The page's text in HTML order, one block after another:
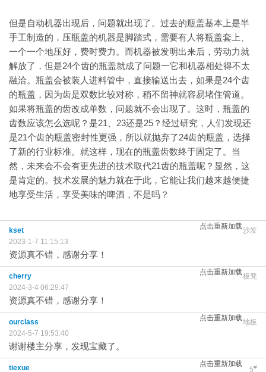
但是自动机器出现后，问题就出现了。过去的瓶盖基本上是半
手工制造的，压瓶盖的机器是脚踏式，需要有人将瓶盖套上、
一个一个地压好，费时费力。而机器被发明出来后，劳动力就
解放了，但是24个齿的瓶盖就成了问题一它和机器相处得不太
融洽。瓶盖会被装人进料管中，直接输送出去，如果是24个齿
的瓶盖，因为齿是双数比较对称，稍不留神就容易堵住管道。
如果将瓶盖的齿改成单数，问题就不会出现了。这时，瓶盖的
齿数应该怎么选呢？是21、23还是25？经过研究，人们发现还
是21个齿的瓶盖密封性更强，所以就抛弃了24齿的瓶盖，选择
了新的行业标准。就这样，现在的瓶盖齿数终于固定了。当
然，未来会不会有更先进的技术取代21齿的瓶盖呢？显然，这
是肯定的。技术发展的魅力就在于此，它能让我们越来越便捷
地享受生活，享受美味的啤酒，不是吗？
点击重新加载沙发
kset
2023-1-7 11:15:13
资源真不错，感谢分享！
点击重新加载板凳
cherry
2024-3-4 06:29:47
资源真不错，感谢分享！
点击重新加载地板
ourclass
2024-5-7 19:53:40
谢谢楼主分享，发现宝藏了。
点击重新加载
5#
tiexue